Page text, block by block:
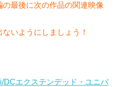
最後に次の作品の関連映像
いようにしましょう！
DCエクステンデッド・ユニバ